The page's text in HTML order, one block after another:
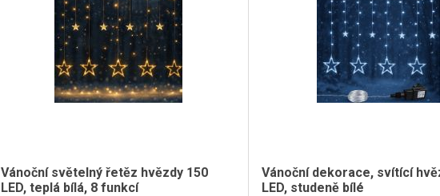
Vánoční světelný řetěz hvězdy 150
LED, teplá bílá, 8 funkcí
Vánoční dekorace, svítící
LED, studeně bílé